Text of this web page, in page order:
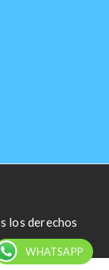
los derechos
WHATSAPP